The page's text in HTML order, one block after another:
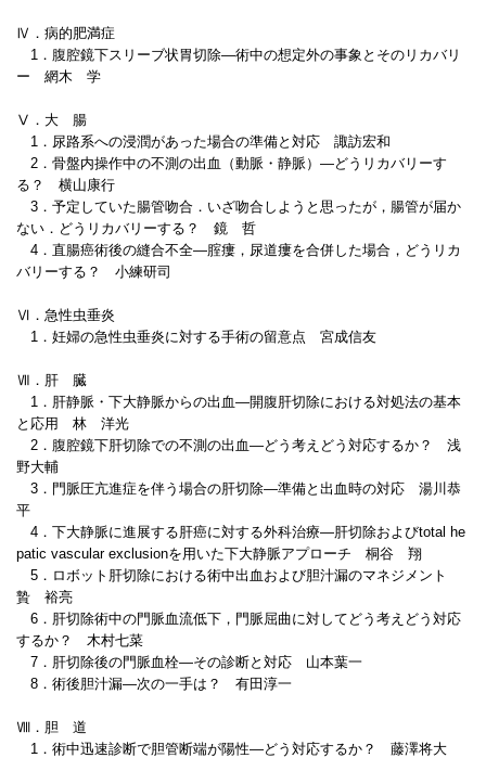
Ⅳ．病的肥満症
1．腹腔鏡下スリーブ状胃切除―術中の想定外の事象とそのリカバリ
ー 網木 学
Ⅴ．大 腸
1．尿路系への浸潤があった場合の準備と対応 諏訪宏和
2．骨盤内操作中の不測の出血（動脈・静脈）―どうリカバリーす
る？ 横山康行
3．予定していた腸管吻合．いざ吻合しようと思ったが，腸管が届か
ない．どうリカバリーする？ 鏡 哲
4．直腸癌術後の縫合不全―腟瘻，尿道瘻を合併した場合，どうリカ
バリーする？ 小練研司
Ⅵ．急性虫垂炎
1．妊婦の急性虫垂炎に対する手術の留意点 宮成信友
Ⅶ．肝 臓
1．肝静脈・下大静脈からの出血―開腹肝切除における対処法の基本
と応用 林 洋光
2．腹腔鏡下肝切除での不測の出血―どう考えどう対応するか？ 浅
野大輔
3．門脈圧亢進症を伴う場合の肝切除―準備と出血時の対応 湯川恭
平
4．下大静脈に進展する肝癌に対する外科治療―肝切除およびtotal he
patic vascular exclusionを用いた下大静脈アプローチ 桐谷 翔
5．ロボット肝切除における術中出血および胆汁漏のマネジメント
贄 裕亮
6．肝切除術中の門脈血流低下，門脈屈曲に対してどう考えどう対応
するか？ 木村七菜
7．肝切除後の門脈血栓―その診断と対応 山本葉一
8．術後胆汁漏―次の一手は？ 有田淳一
Ⅷ．胆 道
1．術中迅速診断で胆管断端が陽性―どう対応するか？ 藤澤将大